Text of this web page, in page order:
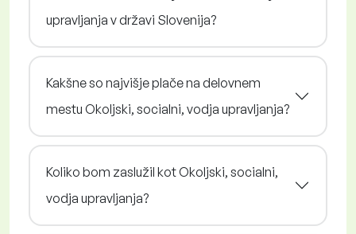
upravljanja v državi Slovenija?
Kakšne so najvišje plače na delovnem
mestu Okoljski, socialni, vodja upravljanja?
Koliko bom zaslužil kot Okoljski, socialni,
vodja upravljanja?